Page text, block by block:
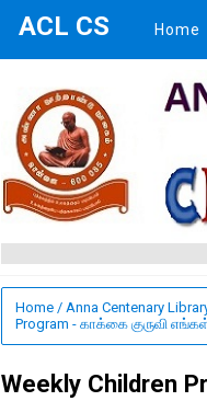
ACL CS Home
Home / Anna Centenary
Program - காக்கை குருவி
Weekly Children